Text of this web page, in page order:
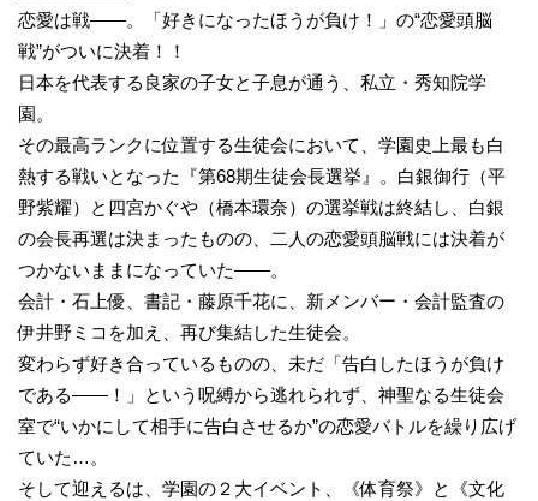
恋愛は戦——。「好きになったほうが負け！」の“恋愛頭脳
戦”がついに決着！！
日本を代表する良家の子女と子息が通う、私立・秀知院学
園。
その最高ランクに位置する生徒会において、学園史上最も白
熱する戦いとなった『第68期生徒会長選挙』。白銀御行（平
野紫耀）と四宮かぐや（橋本環奈）の選挙戦は終結し、白銀
の会長再選は決まったものの、二人の恋愛頭脳戦には決着が
つかないままになっていた——。
会計・石上優、書記・藤原千花に、新メンバー・会計監査の
伊井野ミコを加え、再び集結した生徒会。
変わらず好き合っているものの、未だ「告白したほうが負け
である――！」という呪縛から逃れられず、神聖なる生徒会
室で“いかにして相手に告白させるか”の恋愛バトルを繰り広げ
ていた…。
そして迎えるは、学園の２大イベント、《体育祭》と《文化